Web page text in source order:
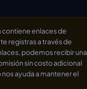
contiene enlaces de
registras a través de
podemos recibir una
sin costo adicional
nos ayuda a mantener el